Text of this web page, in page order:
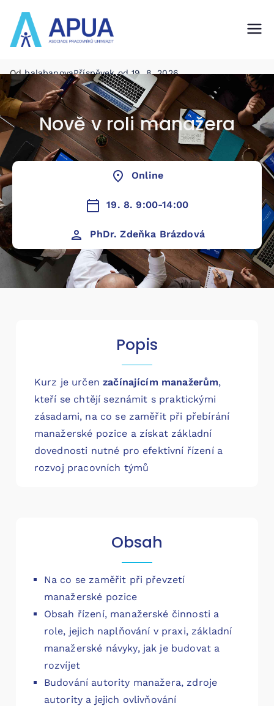
asociace pracovníků univerzit
OdbalabanovaPříspěvek od19. 8. 2026
Publikováno v Manažerský rozvoj
Nově v roli manažera
Online
19. 8. 9:00-14:00
PhDr. Zdeňka Brázdová
Popis
Kurz je určen začínajícím manažerům,
kteří se chtějí seznámit s praktickými
zásadami, na co se zaměřit při přebírání
manažerské pozice a získat základní
dovednosti nutné pro efektivní řízení a
rozvoj pracovních týmů
Obsah
Na co se zaměřit při převzetí
manažerské pozice
Obsah řízení, manažerské činnosti a
role, jejich naplňování v praxi, základní
manažerské návyky, jak je budovat a
rozvíjet
Budování autority manažera, zdroje
autority a jejich ovlivňování